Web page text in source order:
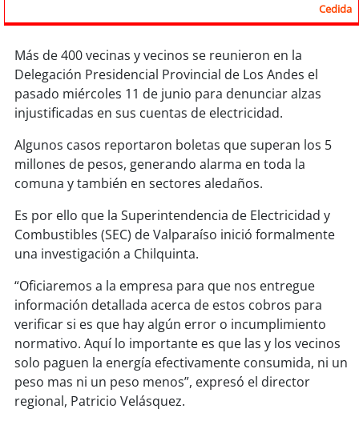
soyarica
soy iquique
soy calama
soyantofagasta
soycopiapó
soyvalparaíso
soyquillota
soysanantonio
soychillán
soysancarlos
Cedida
Más de 400 vecinas y vecinos se reunieron en la
Delegación Presidencial Provincial de Los Andes el
pasado miércoles 11 de junio para denunciar alzas
injustificadas en sus cuentas de electricidad.
Algunos casos reportaron boletas que superan los 5
millones de pesos, generando alarma en toda la
comuna y también en sectores aledaños.
Es por ello que la Superintendencia de Electricidad y
Combustibles (SEC) de Valparaíso inició formalmente
una investigación a Chilquinta.
“Oficiaremos a la empresa para que nos entregue
información detallada acerca de estos cobros para
verificar si es que hay algún error o incumplimiento
normativo. Aquí lo importante es que las y los vecinos
solo paguen la energía efectivamente consumida, ni un
peso mas ni un peso menos”, expresó el director
regional, Patricio Velásquez.